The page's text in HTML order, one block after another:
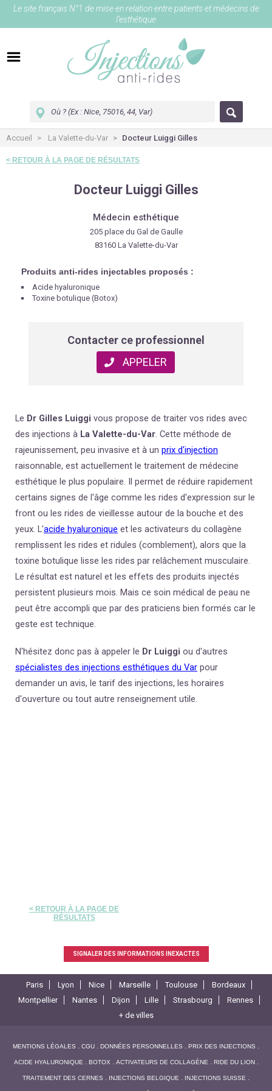
Le site français N°1 de mise en relation entre patients et médecins de
l’esthétique
Accueil La Valette-du-Var Docteur Luiggi Gilles
< RETOUR À LA PAGE DE RÉSULTATS
Docteur Luiggi Gilles
Médecin esthétique
205 place du Gal de Gaulle
83160 La Valette-du-Var
Produits anti-rides injectables proposés :
Acide hyaluronique
Toxine botulique (Botox)
Contacter ce professionnel
APPELER
Le Dr Gilles Luiggi vous propose de traiter vos rides avec
des injections à La Valette-du-Var. Cette méthode de
rajeunissement, peu invasive et à un prix d'injection
raisonnable, est actuellement le traitement de médecine
esthétique le plus populaire. Il permet de réduire rapidement
certains signes de l'âge comme les rides d'expression sur le
front ou les rides de vieillesse autour de la bouche et des
yeux. L'acide hyaluronique et les activateurs du collagène
remplissent les rides et ridules (comblement), alors que la
toxine botulique lisse les rides par relâchement musculaire.
Le résultat est naturel et les effets des produits injectés
persistent plusieurs mois. Mais ce soin médical de peau ne
peut être accompli que par des praticiens bien formés car le
geste est technique.
N'hésitez donc pas à appeler le Dr Luiggi ou d'autres
spécialistes des injections esthétiques du Var pour
demander un avis, le tarif des injections, les horaires
d'ouverture ou tout autre renseignement utile.
< RETOUR À LA PAGE DE
RÉSULTATS
SIGNALER DES INFORMATIONS INEXACTES
Paris Lyon Nice Marseille Toulouse
Bordeaux
Montpellier
Nantes Dijon Lille Strasbourg
Rennes
+ de villes
MENTIONS LÉGALES CGU DONNÉES PERSONNELLES PRIX DES INJECTIONS
ACIDE HYALURONIQUE BOTOX ACTIVATEURS DE COLLAGÈNE RIDE DU LION
TRAITEMENT DES CERNES INJECTIONS BELGIQUE INJECTIONS SUISSE